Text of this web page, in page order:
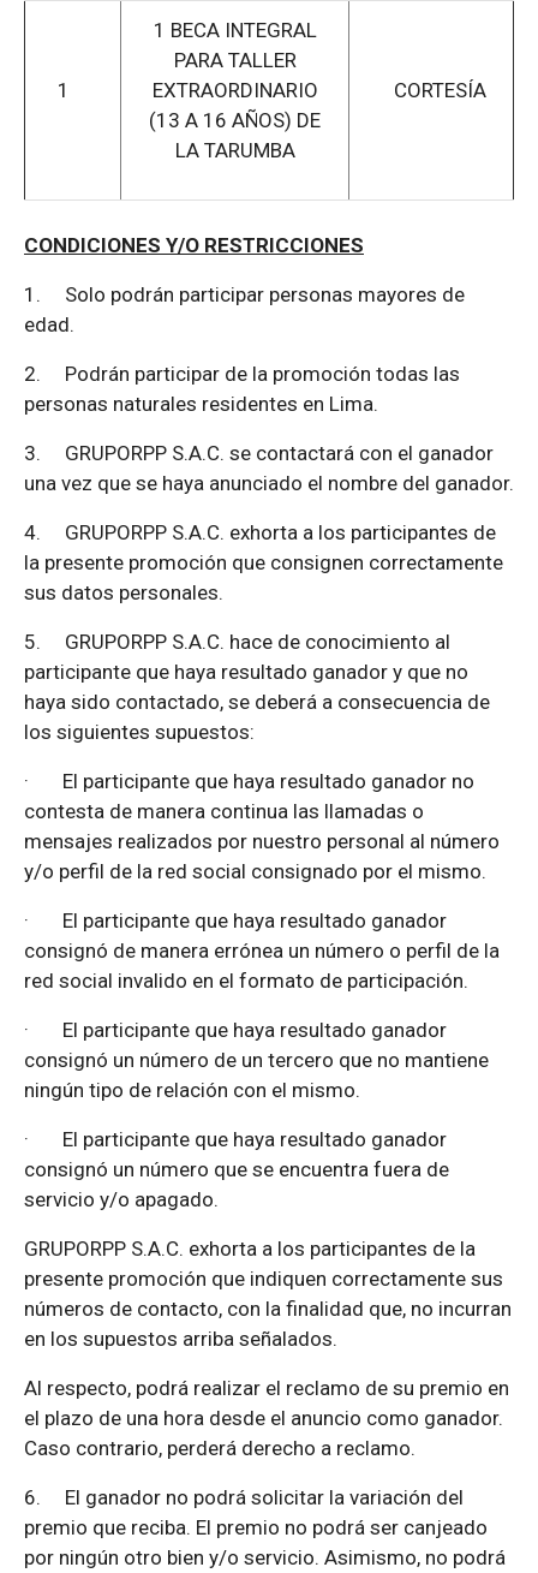
1
1 BECA INTEGRAL
PARA TALLER
EXTRAORDINARIO
(13 A 16 AÑOS) DE
LA TARUMBA
CORTESÍA
CONDICIONES Y/O RESTRICCIONES
1. Solo podrán participar personas mayores de
edad.
2. Podrán participar de la promoción todas las
personas naturales residentes en Lima.
3. GRUPORPP S.A.C. se contactará con el ganador
una vez que se haya anunciado el nombre del ganador.
4. GRUPORPP S.A.C. exhorta a los participantes de
la presente promoción que consignen correctamente
sus datos personales.
5. GRUPORPP S.A.C. hace de conocimiento al
participante que haya resultado ganador y que no
haya sido contactado, se deberá a consecuencia de
los siguientes supuestos:
· El participante que haya resultado ganador no
contesta de manera continua las llamadas o
mensajes realizados por nuestro personal al número
y/o perfil de la red social consignado por el mismo.
· El participante que haya resultado ganador
consignó de manera errónea un número o perfil de la
red social invalido en el formato de participación.
· El participante que haya resultado ganador
consignó un número de un tercero que no mantiene
ningún tipo de relación con el mismo.
· El participante que haya resultado ganador
consignó un número que se encuentra fuera de
servicio y/o apagado.
GRUPORPP S.A.C. exhorta a los participantes de la
presente promoción que indiquen correctamente sus
números de contacto, con la finalidad que, no incurran
en los supuestos arriba señalados.
Al respecto, podrá realizar el reclamo de su premio en
el plazo de una hora desde el anuncio como ganador.
Caso contrario, perderá derecho a reclamo.
6. El ganador no podrá solicitar la variación del
premio que reciba. El premio no podrá ser canjeado
por ningún otro bien y/o servicio. Asimismo, no podrá